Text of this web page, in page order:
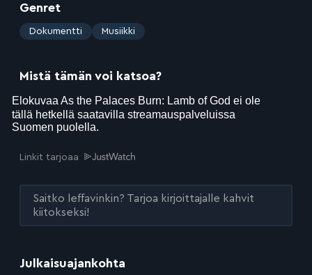
Julkaisuajankohta
Genret
: Dokumentti Musiikki
Mistä tämän voi katsoa?
Linkit tarjoaa
Saitko leffavinkin? Tarjoa kirjoittajalle kahvit
kiitokseksi!